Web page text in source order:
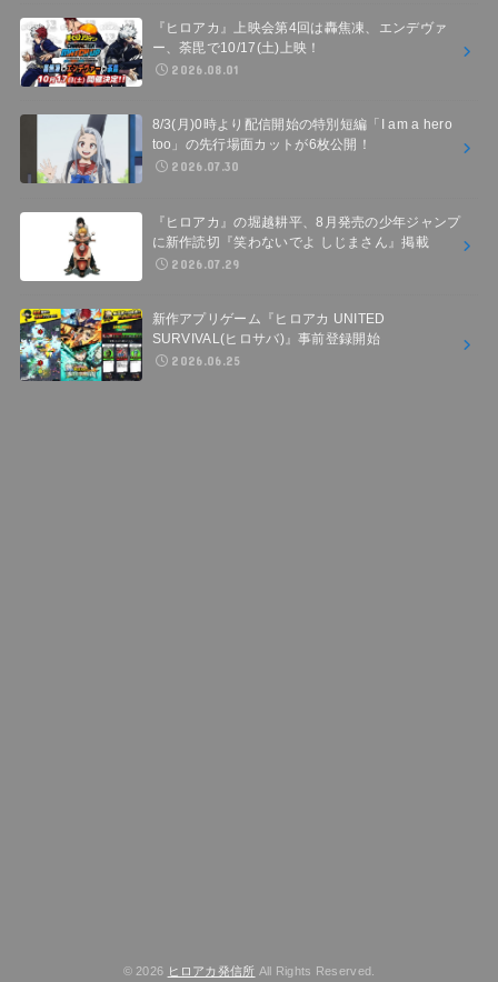
『ヒロアカ』上映会第4回は轟焦凍、エンデヴァ
ー、荼毘で10/17(土)上映！
2026.08.01
8/3(月)0時より配信開始の特別短編「I am a hero
too」の先行場面カットが6枚公開！
2026.07.30
『ヒロアカ』の堀越耕平、8月発売の少年ジャンプ
に新作読切『笑わないでよ しじまさん』掲載
2026.07.29
新作アプリゲーム『ヒロアカ UNITED
SURVIVAL(ヒロサバ)』事前登録開始
2026.06.25
© 2026 ヒロアカ発信所 All Rights Reserved.